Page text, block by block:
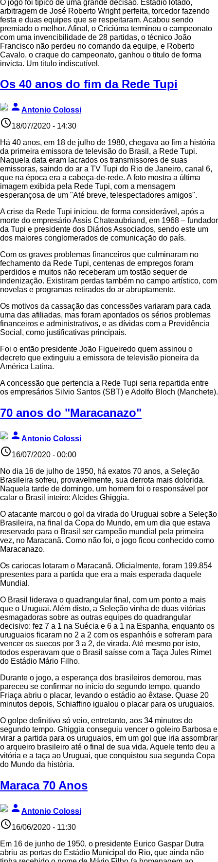
O jogo foi típico de uma grande decisão. Estádio lotado,
arbitragem de José Roberto Wright perfeita, torcedor fazendo
festa e duas equipes que se respeitaram. Acabou sendo
premiado o melhor. Afinal, o Criciúma terminou o campeonato
com uma invencibilidade de 28 partidas, o técnico João
Francisco não perdeu no comando da equipe, e Roberto
Cavalo, o craque do campeonato, ganhou o titulo de forma
invicta. Um titulo indiscutível.
Os 40 anos do fim da Rede Tupi
person Antonio Colossi
access_time18/07/2020 - 14:30
Há 40 anos, em 18 de julho de 1980, chegava ao fim a história
da primeira emissora de televisão do Brasil, a Rede Tupi.
Naquela data eram lacrados os transmissores de suas
emissoras, saindo do ar a TV Tupi do Rio de Janeiro, canal 6,
que na época era a cabeça-de-rede. A foto mostra a última
imagem exibida pela Rede Tupi, com a mensagem
esperançosa de um "Até breve, telespectadores amigos".
A crise da Rede Tupi iniciou, de forma considerável, após a
morte do empresário Assis Chateaubriand, em 1968 – fundador
da Tupi e presidente dos Diários Associados, sendo este um
dos maiores conglomerados de comunicação do país.
Com os graves problemas financeiros que culminaram no
fechamento da Rede Tupi, centenas de empregos foram
perdidos e muitos não receberam um tostão sequer de
indenização. Existiram perdas também no campo artístico, com
novelas e programas retirados do ar abruptamente.
Os motivos da cassação das concessões variaram para cada
uma das afiliadas, mas foram apontados os sérios problemas
financeiros e administrativos, e as dívidas com a Previdência
Social, como justificativas principais.
Foi o então presidente João Figueiredo quem assinou o
decreto que extinguiu a emissora de televisão pioneira da
América Latina.
A concessão que pertencia a Rede Tupi seria repartida entre
os empresários Silvio Santos (SBT) e Adolfo Bloch (Manchete).
70 anos do "Maracanazo"
person Antonio Colossi
access_time16/07/2020 - 00:00
No dia 16 de julho de 1950, há exatos 70 anos, a Seleção
Brasileira sofreu, provavelmente, sua derrota mais dolorida.
Naquela tarde de domingo, um homem foi o responsável por
calar o Brasil inteiro: Alcides Ghiggia.
O atacante marcou o gol da virada do Uruguai sobre a Seleção
Brasileira, na final da Copa do Mundo, em um dia que estava
reservado para o Brasil ser campeão mundial pela primeira
vez, no Maracanã. Como não foi, o jogo ficou conhecido como
Maracanazo.
Os cariocas lotaram o Maracanã. Oficialmente, foram 199.854
presentes para a partida que era a mais esperada daquele
Mundial.
O Brasil liderava o quadrangular final, com um ponto a mais
que o Uruguai. Além disto, a Seleção vinha de duas vitórias
esmagadoras sobre as outras equipes do quadrangular
decisivo: fez 7 a 1 na Suécia e 6 a 1 na Espanha, enquanto os
uruguaios ficaram no 2 a 2 com os espanhóis e sofreram para
vencer os suecos por 3 a 2, de virada. Até mesmo por isto,
todos esperavam que o Brasil saísse com a Taça Jules Rimet
do Estádio Mário Filho.
Durante o jogo, a esperança dos brasileiros demorou, mas
pareceu se confirmar no início do segundo tempo, quando
Friaça abriu o placar, levando o estádio ao êxtase. Quase 20
minutos depois, Schiaffino igualou o placar para os uruguaios.
O golpe definitivo só veio, entretanto, aos 34 minutos do
segundo tempo. Ghiggia conseguiu vencer o goleiro Barbosa e
virar a partida para os uruguaios, em um gol que iria assombrar
o arqueiro brasileiro até o final de sua vida. Aquele tento deu a
vitória e a taça ao Uruguai, que conquistou sua segunda Copa
do Mundo da história.
Maraca 70 Anos
person Antonio Colossi
access_time16/06/2020 - 11:30
Em 16 de junho de 1950, o presidente Eurico Gaspar Dutra
abriu as portas do Estádio Municipal do Rio, que ainda não